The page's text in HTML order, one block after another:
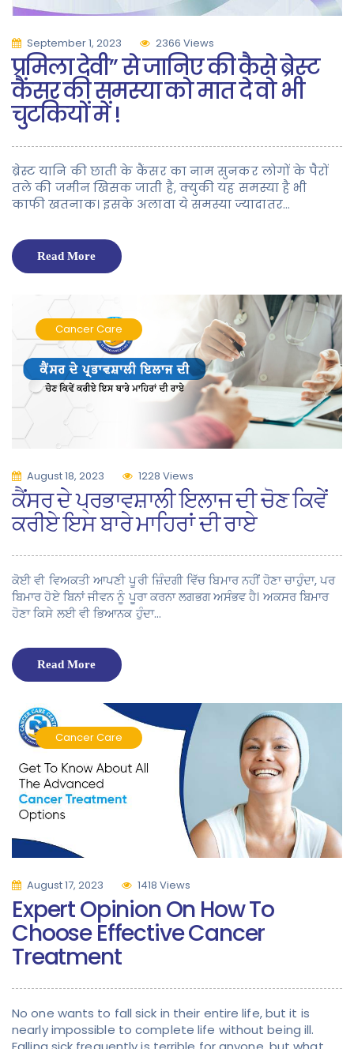
September 1, 2023 2366 Views
प्रमिला देवी” से जानिए की कैसे ब्रेस्ट
कैंसर की समस्या को मात दे वो भी
चुटकियों में !
ब्रेस्ट यानि की छाती के कैंसर का नाम सुनकर लोगों के पैरों
तले की जमीन खिसक जाती है, क्युकी यह समस्या है भी
काफी खतनाक। इसके अलावा ये समस्या ज्यादातर…
Read More
Cancer Care
August 18, 2023 1228 Views
ਕੈਂਸਰ ਦੇ ਪ੍ਰਭਾਵਸ਼ਾਲੀ ਇਲਾਜ ਦੀ ਚੋਣ ਕਿਵੇਂ
ਕਰੀਏ ਇਸ ਬਾਰੇ ਮਾਹਿਰਾਂ ਦੀ ਰਾਏ
ਕੋਈ ਵੀ ਵਿਅਕਤੀ ਆਪਣੀ ਪੂਰੀ ਜ਼ਿੰਦਗੀ ਵਿੱਚ ਬਿਮਾਰ ਨਹੀਂ ਹੋਣਾ ਚਾਹੁੰਦਾ, ਪਰ
ਬਿਮਾਰ ਹੋਏ ਬਿਨਾਂ ਜੀਵਨ ਨੂੰ ਪੂਰਾ ਕਰਨਾ ਲਗਭਗ ਅਸੰਭਵ ਹੈ। ਅਕਸਰ ਬਿਮਾਰ
ਹੋਣਾ ਕਿਸੇ ਲਈ ਵੀ ਭਿਆਨਕ ਹੁੰਦਾ…
Read More
Cancer Care
August 17, 2023 1418 Views
Expert Opinion On How To
Choose Effective Cancer
Treatment
No one wants to fall sick in their entire life, but it is
nearly impossible to complete life without being ill.